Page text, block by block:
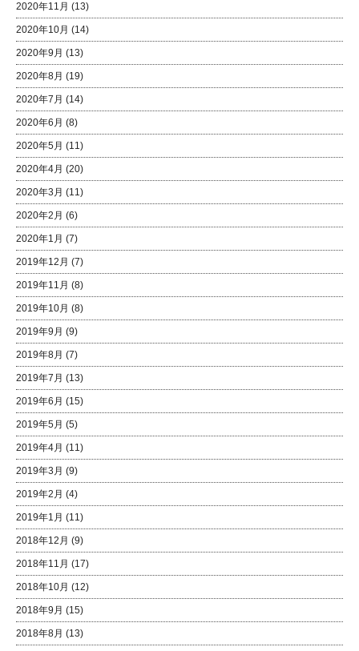
2020年11月 (13)
2020年10月 (14)
2020年9月 (13)
2020年8月 (19)
2020年7月 (14)
2020年6月 (8)
2020年5月 (11)
2020年4月 (20)
2020年3月 (11)
2020年2月 (6)
2020年1月 (7)
2019年12月 (7)
2019年11月 (8)
2019年10月 (8)
2019年9月 (9)
2019年8月 (7)
2019年7月 (13)
2019年6月 (15)
2019年5月 (5)
2019年4月 (11)
2019年3月 (9)
2019年2月 (4)
2019年1月 (11)
2018年12月 (9)
2018年11月 (17)
2018年10月 (12)
2018年9月 (15)
2018年8月 (13)